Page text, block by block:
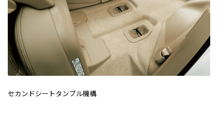
セカンドシートタンブル機構